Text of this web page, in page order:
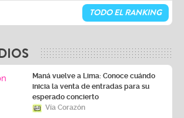
TODO EL RANKING
Maná vuelve a Lima: Conoce cuándo
inicia la venta de entradas para su
esperado concierto
Vía Corazón